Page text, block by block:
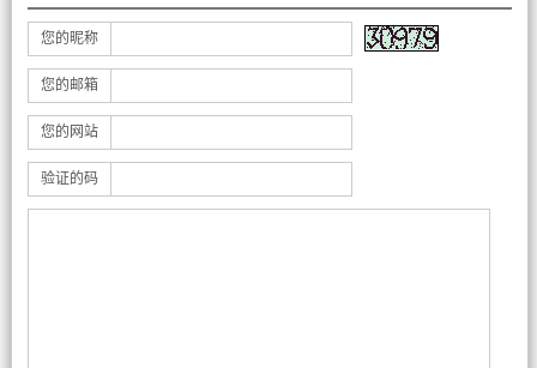
您的昵称
您的邮箱
您的网站
验证的码